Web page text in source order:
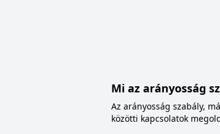
Mi az arányosság
Az arányosság szabály,
közötti kapcsolatok